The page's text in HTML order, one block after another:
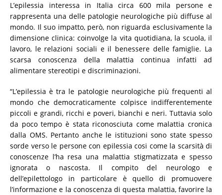
L’epilessia interessa in Italia circa 600 mila persone e
rappresenta una delle patologie neurologiche più diffuse al
mondo. Il suo impatto, però, non riguarda esclusivamente la
dimensione clinica: coinvolge la vita quotidiana, la scuola, il
lavoro, le relazioni sociali e il benessere delle famiglie. La
scarsa conoscenza della malattia continua infatti ad
alimentare stereotipi e discriminazioni.
“L’epilessia è tra le patologie neurologiche più frequenti al
mondo che democraticamente colpisce indifferentemente
piccoli e grandi, ricchi e poveri, bianchi e neri. Tuttavia solo
da poco tempo è stata riconosciuta come malattia cronica
dalla OMS. Pertanto anche le istituzioni sono state spesso
sorde verso le persone con epilessia cosi come la scarsità di
conoscenze l’ha resa una malattia stigmatizzata e spesso
ignorata o nascosta. Il compito del neurologo e
dell’epilettologo in particolare è quello di promuovere
l’informazione e la conoscenza di questa malattia, favorire la